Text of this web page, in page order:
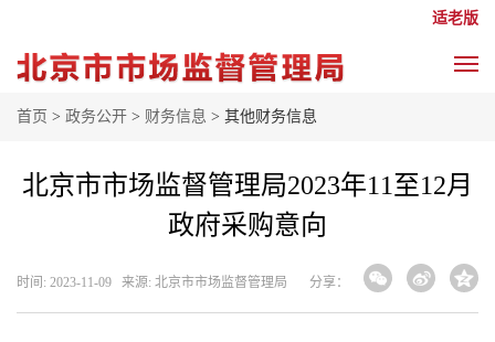
适老版
首页 > 政务公开 > 财务信息 > 其他财务信息
北京市市场监督管理局2023年11至12月
政府采购意向
时间: 2023-11-09 来源: 北京市市场监督管理局 分享：